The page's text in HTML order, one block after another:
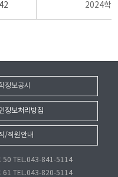
2024학
정보공시
정보처리방침
/직원안내
50 TEL.043-841-5114
61 TEL.043-820-5114